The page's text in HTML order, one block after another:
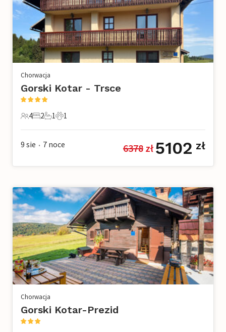
Chorwacja
Gorski Kotar - Trsce
4 Goście
4
2 Sypialnie
2
1 Łazienka
1
1 Zwierzę domowe
1
9 sie • 7 noce 6378 zł 5102 zł
Chorwacja
Gorski Kotar-Prezid